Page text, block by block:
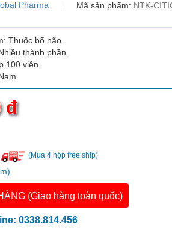
Pharma Mã sản phẩm: NTK-
Thuốc bổ não.
thành phần.
100 viên.
đ
(Mua 4 hộp free ship)
(Giao hàng toàn quốc)
0338.814.456